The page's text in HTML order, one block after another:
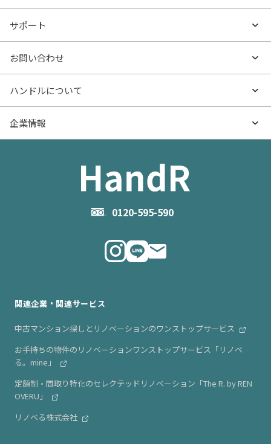
0120-595-590
沿線・駅から探す
特集から探す
価格更新した物件
物件一覧
AI査定
売却サービス
お役立ち記事（売却）
お役立ち情報TOP
- マンションの基礎知識
- マンション売却
- お金のこと
- 住まいの手引き サイトマップ
サポート
よくあるご質問
お問い合わせ
物件購入のご相談
住み替えのご相談
物件掲載に関するお問い合わせ
ハンドルについて
ハンドルとは
企業情報
関連企業・関連サービス
中古マンション探しとリノベーションのワンストップサービス
お手持ちの物件のリノベーションワンストップサービス「リノベ
る。mine」
定額制・間取り特化のセレクテッドリノベーション「The R. by REN
OVERU」
リノベる株式会社